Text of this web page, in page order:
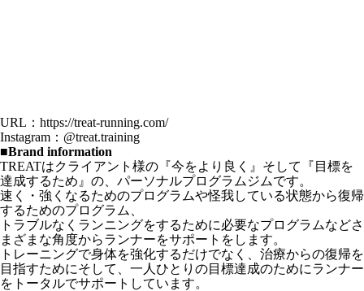
URL： https://treat-running.com/
Instagram： @treat.training
■Brand information
TREATはクライアント様の『今をより良く』そして『目標を
達成するため』の、パーソナルプログラムジムです。
速く・強くなるためのプログラムや怪我している状態から復帰
するためのプログラム、
トラブルなくランニングをするために必要なプログラムなどさ
まざまな角度からランナーをサポートをします。
トレーニングで身体を強化するだけでなく、治療からの復帰を
目指すためにそして、一人ひとりの目標達成のためにランナー
をトータルでサポートしています。